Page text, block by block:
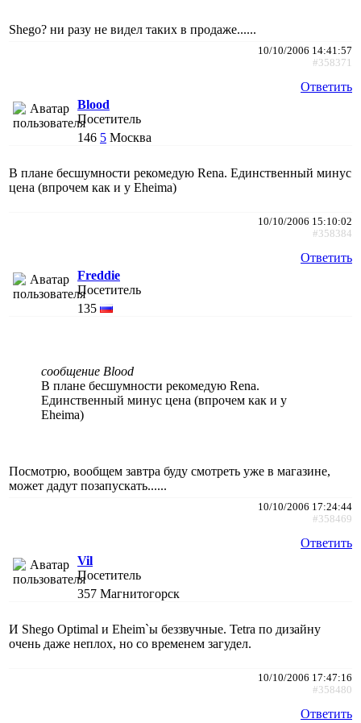
Shego? ни разу не видел таких в продаже......
10/10/2006 14:41:57
#358371
Ответить
Blood
Посетитель
146 5 Москва
В плане бесшумности рекомедую Rena. Единственный минус
цена (впрочем как и у Eheimа)
10/10/2006 15:10:02
#358384
Ответить
Freddie
Посетитель
135
сообщение Blood
В плане бесшумности рекомедую Rena.
Единственный минус цена (впрочем как и у
Eheimа)
Посмотрю, вообщем завтра буду смотреть уже в магазине,
может дадут позапускать......
10/10/2006 17:24:44
#358469
Ответить
Vil
Посетитель
357 Магнитогорск
И Shego Optimal и Eheim`ы беззвучные. Tetra по дизайну
очень даже неплох, но со временем загудел.
10/10/2006 17:47:16
#358480
Ответить